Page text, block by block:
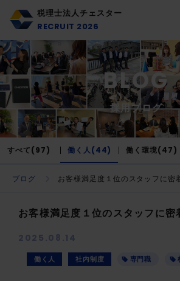
税理士法人チェスター
RECRUIT 2026
BLOG
採用ブログ
すべて(97) 働く人(44) 働く環境(47)
ブログ お客様満足度１位のスタッフに密
お客様満足度１位のスタッフに密
2025.08.14
働く人 社内制度 専門職